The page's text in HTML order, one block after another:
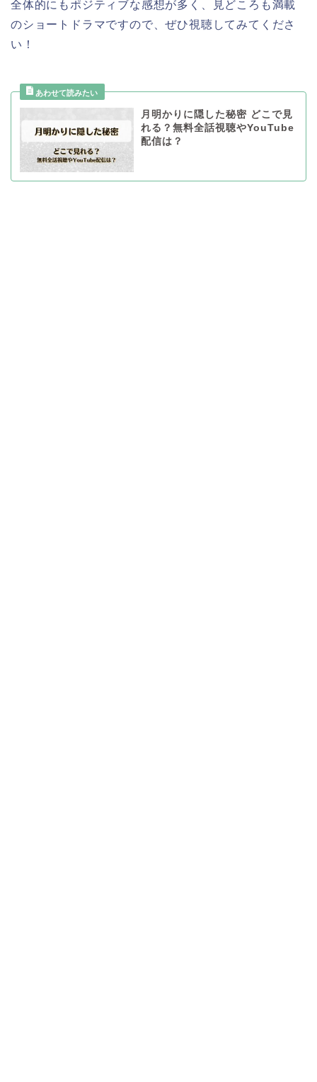
全体的にもポジティブな感想が多く、見どころも満載
のショートドラマですので、ぜひ視聴してみてくださ
い！
月明かりに隠した秘密 どこで見
れる？無料全話視聴やYouTube
配信は？